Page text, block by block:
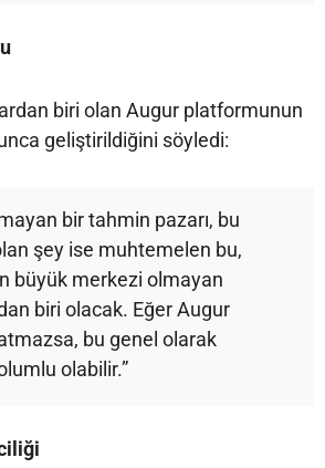
biri olan Augur platformunun
geliştirildiğini söyledi:
bir tahmin pazarı, bu
şey ise muhtemelen bu,
büyük merkezi olmayan
biri olacak. Eğer Augur
bu genel olarak
olabilir.”